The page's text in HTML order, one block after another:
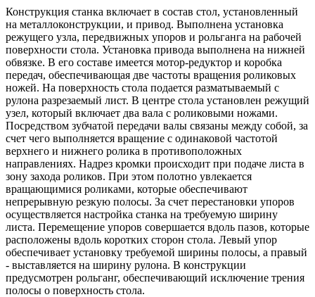
Конструкция станка включает в состав стол, установленный
на металлоконструкции, и привод. Выполнена установка
режущего узла, передвижных упоров и рольганга на рабочей
поверхности стола. Установка привода выполнена на нижней
обвязке. В его составе имеется мотор-редуктор и коробка
передач, обеспечивающая две частоты вращения роликовых
ножей. На поверхность стола подается разматываемый с
рулона разрезаемый лист. В центре стола установлен режущий
узел, который включает два вала с роликовыми ножами.
Посредством зубчатой передачи валы связаны между собой, за
счет чего выполняется вращение с одинаковой частотой
верхнего и нижнего ролика в противоположных
направлениях. Надрез кромки происходит при подаче листа в
зону захода роликов. При этом полотно увлекается
вращающимися роликами, которые обеспечивают
непрерывную резкую полосы. За счет перестановки упоров
осуществляется настройка станка на требуемую ширину
листа. Перемещение упоров совершается вдоль пазов, которые
расположены вдоль коротких сторон стола. Левый упор
обеспечивает установку требуемой ширины полосы, а правый
- выставляется на ширину рулона. В конструкции
предусмотрен рольганг, обеспечивающий исключение трения
полосы о поверхность стола.